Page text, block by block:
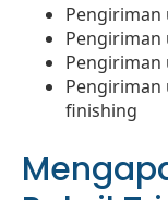
finishing